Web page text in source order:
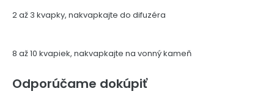
2 až 3 kvapky, nakvapkajte do difuzéra
8 až 10 kvapiek, nakvapkajte na vonný kameň
Odporúčame dokúpiť